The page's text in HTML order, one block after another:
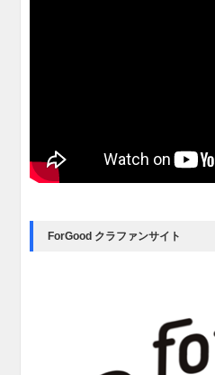
ForGood クラファンサイト